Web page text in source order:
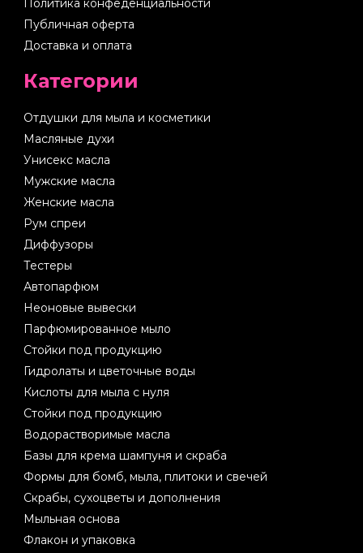
Политика конфеденциальности
Публичная оферта
Доставка и оплата
Категории
Отдушки для мыла и косметики
Масляные духи
Унисекс масла
Мужские масла
Женские масла
Рум спреи
Диффузоры
Тестеры
Автопарфюм
Неоновые вывески
Парфюмированное мыло
Стойки под продукцию
Гидролаты и цветочные воды
Кислоты для мыла с нуля
Стойки под продукцию
Водорастворимые масла
Базы для крема шампуня и скраба
Формы для бомб, мыла, плитоки и свечей
Скрабы, сухоцветы и дополнения
Мыльная основа
Флакон и упаковка